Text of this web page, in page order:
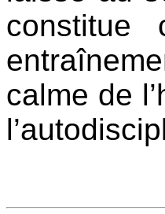
calme de